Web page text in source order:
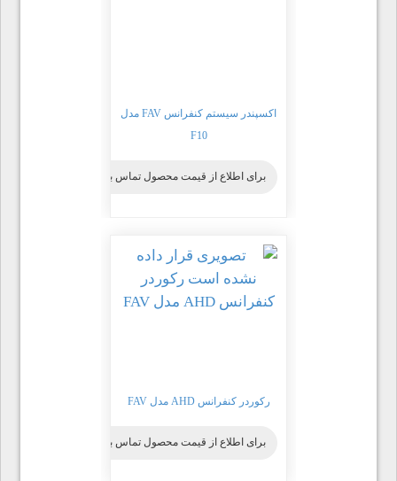
اکسپندر سیستم کنفرانس FAV مدل
F10
برای اطلاع از قیمت محصول تماس بگیرید
رکوردر کنفرانس AHD مدل FAV
برای اطلاع از قیمت محصول تماس بگیرید